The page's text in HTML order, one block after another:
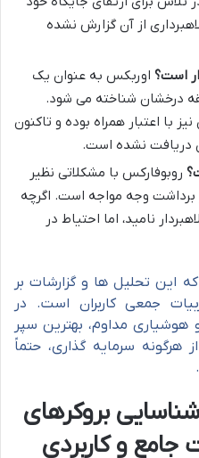
از آن گزارش نشده
اوربکس به عنوان یک
درخشان شناخته می شود.
با اعتبار همراه بوده و تاکنون
دریافت نشده است.
روبوفارکس با مشکلاتی نظیر
وجه مواجه است. اگرچه
نامید، اما احتیاط در
این تحلیل ها و گزارشات بر
جمعی کاربران است. در
مداوم، بهترین سپر
سرمایه گذاری، حتماً
بروکرهای
و کاربردی